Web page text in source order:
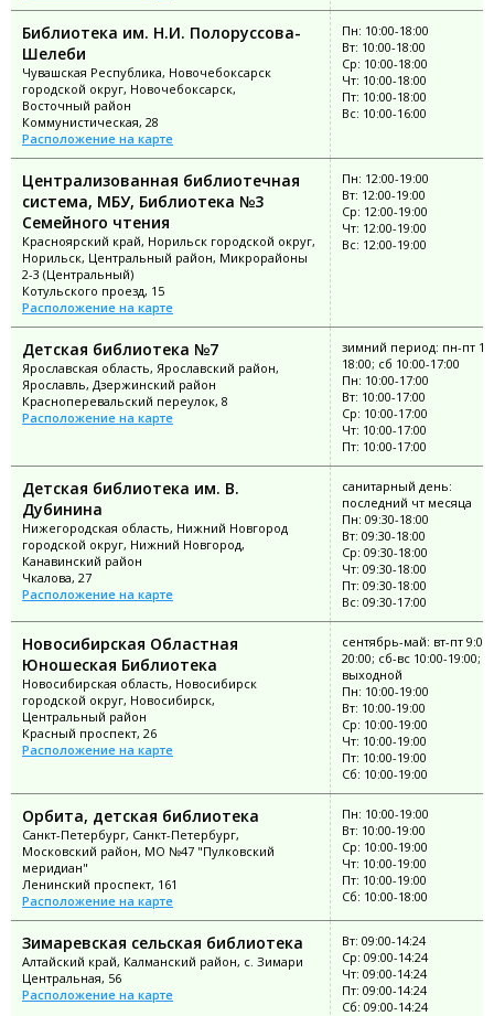
Библиотека им. Н.И. Полоруссова-
Шелеби
Чувашская Республика, Новочебоксарск
городской округ, Новочебоксарск,
Восточный район
Коммунистическая, 28
Расположение на карте
Пн: 10:00-18:00
Вт: 10:00-18:00
Ср: 10:00-18:00
Чт: 10:00-18:00
Пт: 10:00-18:00
Вс: 10:00-16:00
Централизованная библиотечная
система, МБУ, Библиотека №3
Семейного чтения
Красноярский край, Норильск городской округ,
Норильск, Центральный район, Микрорайоны
2-3 (Центральный)
Котульского проезд, 15
Расположение на карте
Пн: 12:00-19:00
Вт: 12:00-19:00
Ср: 12:00-19:00
Чт: 12:00-19:00
Вс: 12:00-19:00
Детская библиотека №7
Ярославская область, Ярославский район,
Ярославль, Дзержинский район
Красноперевальский переулок, 8
Расположение на карте
зимний период: пн-пт
18:00; сб 10:00-17:00
Пн: 10:00-17:00
Вт: 10:00-17:00
Ср: 10:00-17:00
Чт: 10:00-17:00
Пт: 10:00-17:00
Детская библиотека им. В.
Дубинина
Нижегородская область, Нижний Новгород
городской округ, Нижний Новгород,
Канавинский район
Чкалова, 27
Расположение на карте
санитарный день:
последний чт месяца
Пн: 09:30-18:00
Вт: 09:30-18:00
Ср: 09:30-18:00
Чт: 09:30-18:00
Пт: 09:30-18:00
Вс: 09:30-17:00
Новосибирская Областная
Юношеская Библиотека
Новосибирская область, Новосибирск
городской округ, Новосибирск,
Центральный район
Красный проспект, 26
Расположение на карте
сентябрь-май: вт-пт 9:00-
20:00; сб-вс 10:00-19:00;
выходной
Пн: 10:00-19:00
Вт: 10:00-19:00
Ср: 10:00-19:00
Чт: 10:00-19:00
Пт: 10:00-19:00
Сб: 10:00-19:00
Орбита, детская библиотека
Санкт-Петербург, Санкт-Петербург,
Московский район, МО №47 "Пулковский
меридиан"
Ленинский проспект, 161
Расположение на карте
Пн: 10:00-19:00
Вт: 10:00-19:00
Ср: 10:00-19:00
Чт: 10:00-19:00
Пт: 10:00-19:00
Сб: 10:00-18:00
Зимаревская сельская библиотека
Алтайский край, Калманский район, с. Зимари
Центральная, 56
Расположение на карте
Вт: 09:00-14:24
Ср: 09:00-14:24
Чт: 09:00-14:24
Пт: 09:00-14:24
Сб: 09:00-14:24